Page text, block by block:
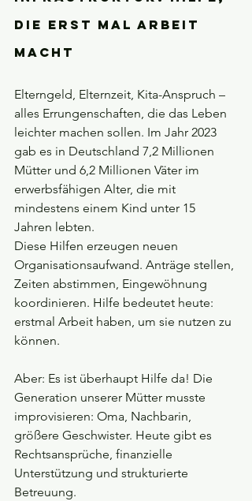
die erst mal Arbeit
macht
Elterngeld, Elternzeit, Kita-Anspruch –
alles Errungenschaften, die das Leben
leichter machen sollen. Im Jahr 2023
gab es in Deutschland 7,2 Millionen
Mütter und 6,2 Millionen Väter im
erwerbsfähigen Alter, die mit
mindestens einem Kind unter 15
Jahren lebten.
Diese Hilfen erzeugen neuen
Organisationsaufwand. Anträge stellen,
Zeiten abstimmen, Eingewöhnung
koordinieren. Hilfe bedeutet heute:
erstmal Arbeit haben, um sie nutzen zu
können.
Aber: Es ist überhaupt Hilfe da! Die
Generation unserer Mütter musste
improvisieren: Oma, Nachbarin,
größere Geschwister. Heute gibt es
Rechtsansprüche, finanzielle
Unterstützung und strukturierte
Betreuung.